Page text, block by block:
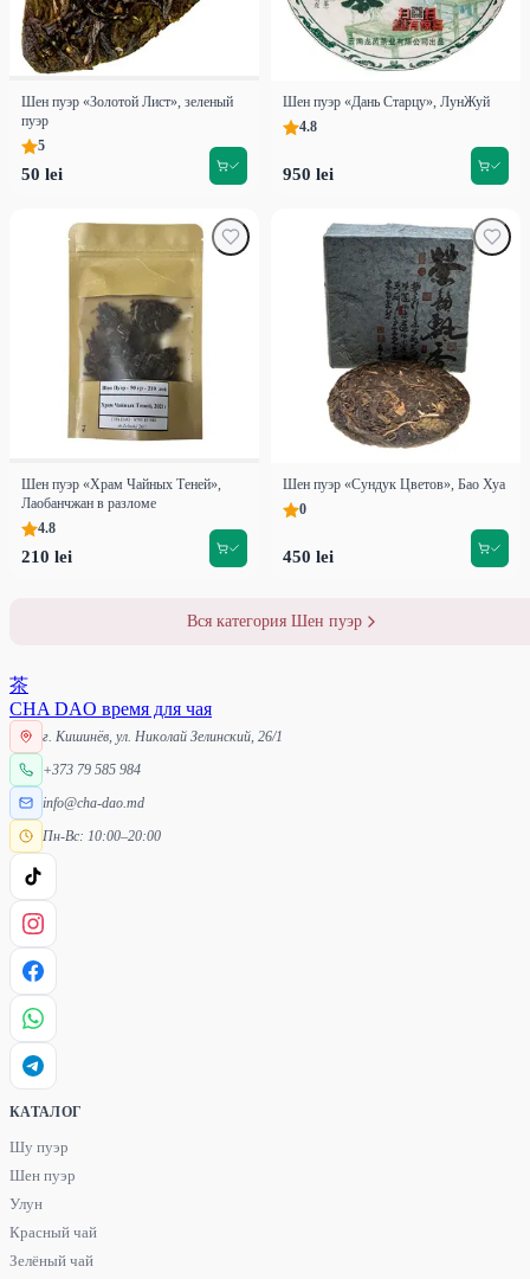
Шен пуэр «Золотой Лист», зеленый
пуэр
5
50 lei
Шен пуэр «Дань Старцу», ЛунЖуй
4.8
950 lei
Шен пуэр «Храм Чайных Теней»,
Лаобанчжан в разломе
4.8
210 lei
Шен пуэр «Сундук Цветов», Бао Хуа
0
450 lei
Вся категория Шен пуэр
茶
CHA DAO время для чая
г. Кишинёв, ул. Николай Зелинский, 26/1
+373 79 585 984
info@cha-dao.md
Пн-Вс: 10:00–20:00
КАТАЛОГ
Шу пуэр
Шен пуэр
Улун
Красный чай
Зелёный чай